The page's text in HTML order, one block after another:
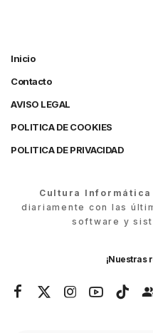
Inicio
Contacto
AVISO LEGAL
POLITICA DE COOKIES
POLITICA DE PRIVACIDAD
Cultura Informática
diariamente con las
software y
¡Nuestras